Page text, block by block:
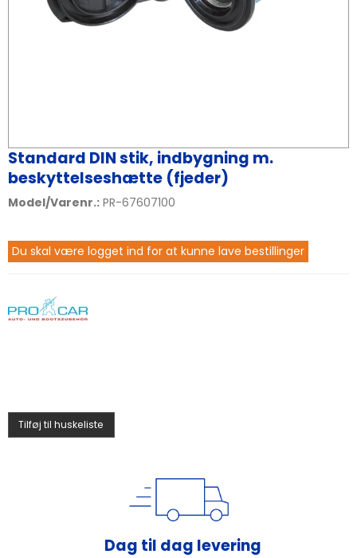
Standard DIN stik, indbygning m.
beskyttelseshætte (fjeder)
Model/Varenr.: PR-67607100
Du skal være logget ind for at kunne lave bestillinger
Tilføj til huskeliste
Dag til dag levering
Rådgivning af fagfolk